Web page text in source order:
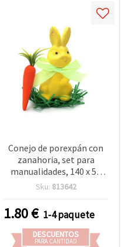
Conejo de porexpán con
zanahoria, set para
manualidades, 140 x 50
mm
Sku: 813642
1.80€ 1-4 paquete
DESCUENTOS
PARA CANTIDAD